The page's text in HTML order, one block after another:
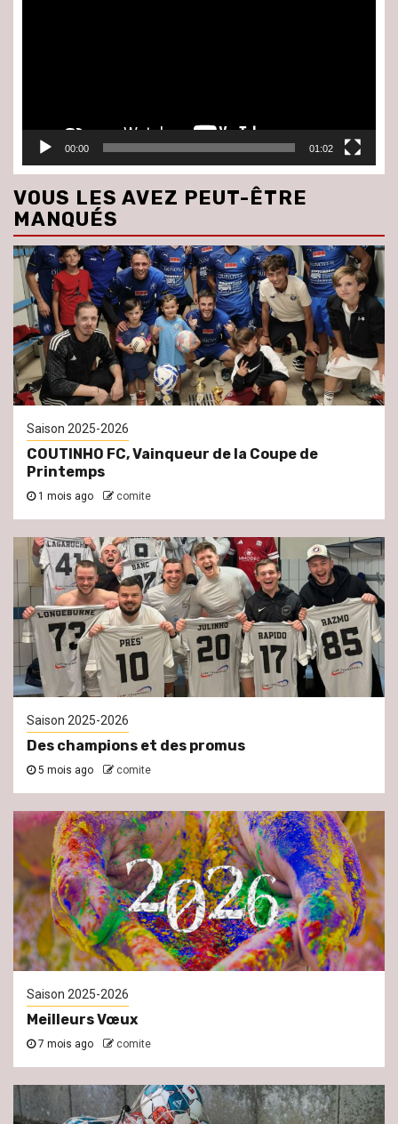
00:00 01:02
VOUS LES AVEZ PEUT-ÊTRE
MANQUÉS
Saison 2025-2026
COUTINHO FC, Vainqueur de la Coupe de
Printemps
1 mois ago comite
Saison 2025-2026
Des champions et des promus
5 mois ago comite
Saison 2025-2026
Meilleurs Vœux
7 mois ago comite